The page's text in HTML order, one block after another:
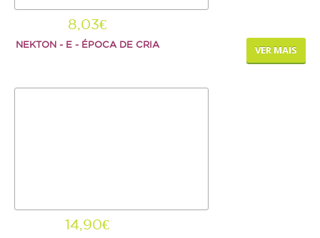
8,03€
NEKTON - E - ÉPOCA DE CRIA VER MAIS
14,90€